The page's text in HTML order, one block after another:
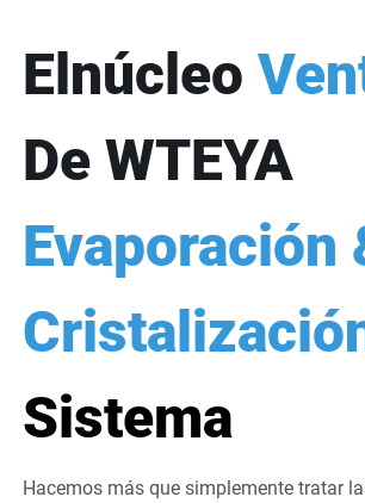
Elnúcleo
De WTEYA
Evaporación
Sistema
Hacemos más que simplemente tratar